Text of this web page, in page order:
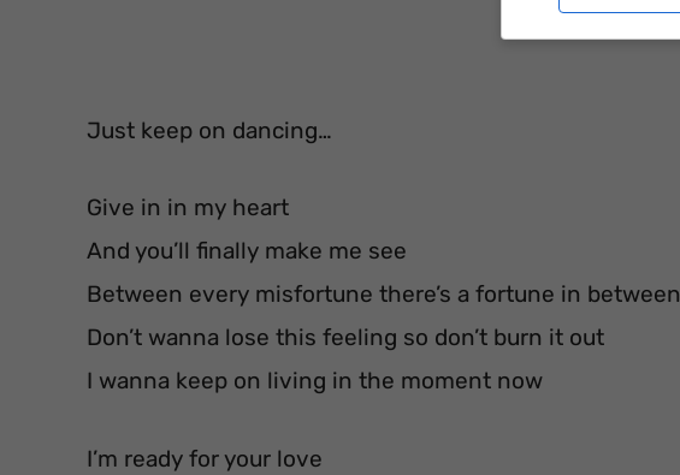
Just keep on dancing…
Give in in my heart
And you’ll finally make me see
Between every misfortune there’s a fortune in between
Don’t wanna lose this feeling so don’t burn it out
I wanna keep on living in the moment now
I’m ready for your love